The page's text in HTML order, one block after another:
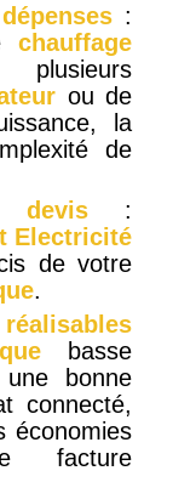
:
chauffage
ou de
la
de
devis :
Electricité
de votre
.
basse
bonne
connecté,
économies
facture